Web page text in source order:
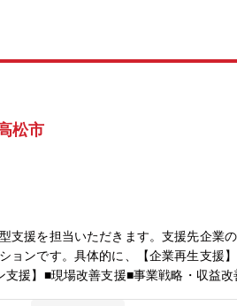
松市
援を担当いただきます。支援先企業
ンです。具体的に、【企業再生支援
援】■現場改善支援■事業戦略・収益